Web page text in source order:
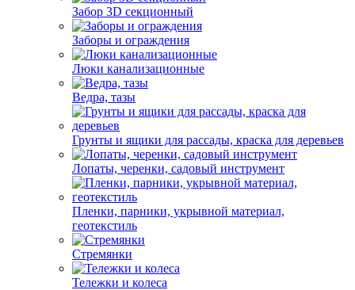
Забор 3D секционный
Заборы и ограждения
Люки канализационные
Ведра, тазы
Грунты и ящики для рассады, краска для деревьев
Лопаты, черенки, садовый инструмент
Пленки, парники, укрывной материал,
геотекстиль
Стремянки
Тележки и колеса